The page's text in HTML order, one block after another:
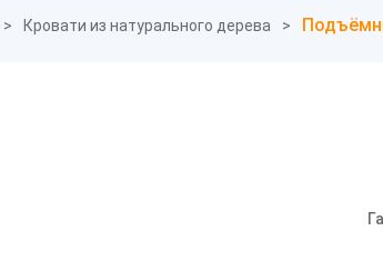
Кровати из натурального дерева